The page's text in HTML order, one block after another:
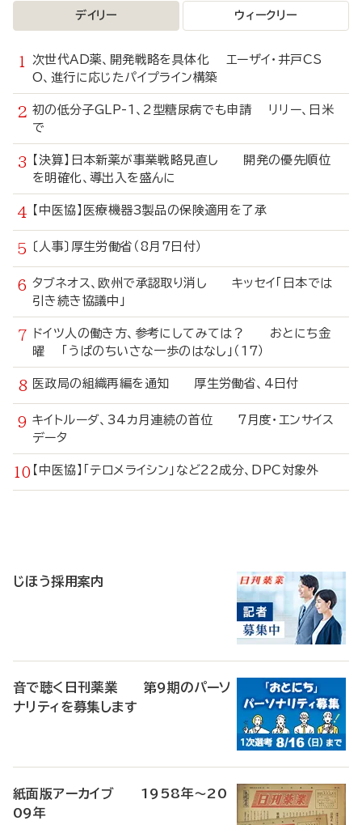
デイリー ウィークリー
次世代AD薬、開発戦略を具体化 エーザイ・井戸CS
O、進行に応じたパイプライン構築
初の低分子GLP-1、2型糖尿病でも申請 リリー、日米
で
【決算】日本新薬が事業戦略見直し 開発の優先順位
を明確化、導出入を盛んに
【中医協】医療機器3製品の保険適用を了承
〔人事〕厚生労働省（8月7日付）
タブネオス、欧州で承認取り消し キッセイ「日本では
引き続き協議中」
ドイツ人の働き方、参考にしてみては？ おとにち金
曜 「うぱのちいさな一歩のはなし」（17）
医政局の組織再編を通知 厚生労働省、4日付
キイトルーダ、34カ月連続の首位 7月度・エンサイス
データ
【中医協】「テロメライシン」など22成分、DPC対象外
じほう採用案内
音で聴く日刊薬業 第9期のパーソ
ナリティを募集します
紙面版アーカイブ 1958年～20
09年